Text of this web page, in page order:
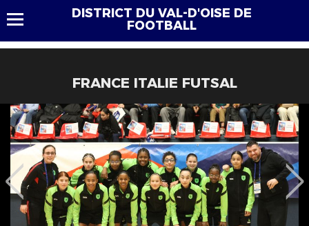
DISTRICT DU VAL-D'OISE DE
FOOTBALL
FRANCE ITALIE FUTSAL